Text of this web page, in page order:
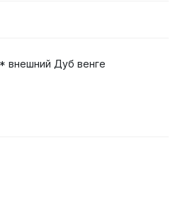
внешний Дуб венге